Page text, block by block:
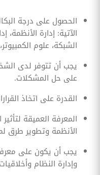
الحصول على درجة
الآتية: إدارة الأنظمة،
الشبكة، علوم
يجب أن تتوفر لدى
على حل المشكلات.
القدرة على اتخاذ
المعرفة العميقة
الأنظمة وتطوير طرق
يجب أن يكون على
وإدارة النظام